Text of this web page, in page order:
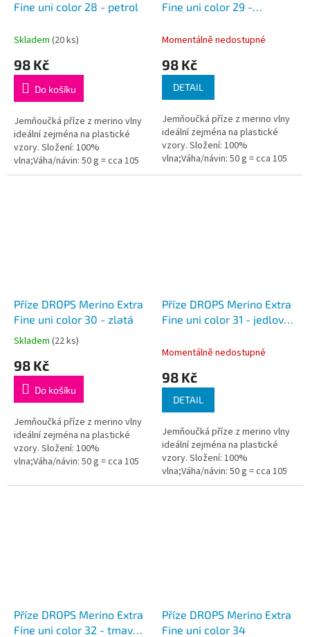
Fine uni color 28 - petrol
Skladem (20 ks)
98 Kč
Do košíku
Jemňoučká příze z merino vlny
ideální zejména na plastické
vzory. Složení: 100%
vlna;Váha/návin: 50 g = cca 105
metrů;Doporučená síla jehlic: 4
Fine uni color 29 -
Momentálně nedostupné
98 Kč
DETAIL
Jemňoučká příze z merino vlny
ideální zejména na plastické
vzory. Složení: 100%
vlna;Váha/návin: 50 g = cca 105
metrů;Doporučená síla jehlic: 4
Příze DROPS Merino Extra
Fine uni color 30 - zlatá
Průměrné
produktu
5,0
5
hvězdiček.
Skladem (22 ks)
98 Kč
Do košíku
Jemňoučká příze z merino vlny
ideální zejména na plastické
vzory. Složení: 100%
vlna;Váha/návin: 50 g = cca 105
mm...
Příze DROPS Merino Extra
Fine uni color 31 - jedlově
Momentálně nedostupné
98 Kč
DETAIL
Jemňoučká příze z merino vlny
ideální zejména na plastické
vzory. Složení: 100%
vlna;Váha/návin: 50 g = cca 105
metrů;Doporučená síla jehlic: 4
Příze DROPS Merino Extra
Fine uni color 32 - tmavá
Příze DROPS Merino Extra
Fine uni color 34